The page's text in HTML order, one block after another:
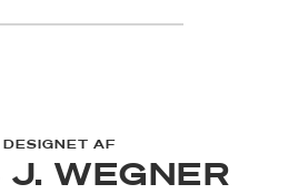
DESIGNET AF
WEGNER